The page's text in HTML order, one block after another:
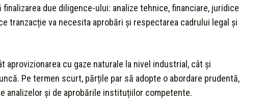
due diligence-ului: analize tehnice, financiare, juridice
tranzacție va necesita aprobări și respectarea cadrului legal și
aprovizionarea cu gaze naturale la nivel industrial, cât și
Pe termen scurt, părțile par să adopte o abordare prudentă,
analizelor și de aprobările instituțiilor competente.